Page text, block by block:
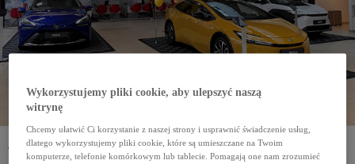
Toyota Central Europe (TCE) osiągnęła najwyższą sprzedaż samochodów w Europie. Tylko
w 2023 roku do Klientów trafiło blisko 153 tys. pojazdów. Dało to TCE najsilniejszą pozycję wśród
wszystkich rynków na tym kontynencie.
Wykorzystujemy pliki cookie, aby ulepszyć naszą
witrynę
Chcemy ułatwić Ci korzystanie z naszej strony i usprawnić świadczenie usług,
dlatego wykorzystujemy pliki cookie, które są umieszczane na Twoim
komputerze, telefonie komórkowym lub tablecie. Pomagają one nam zrozumieć